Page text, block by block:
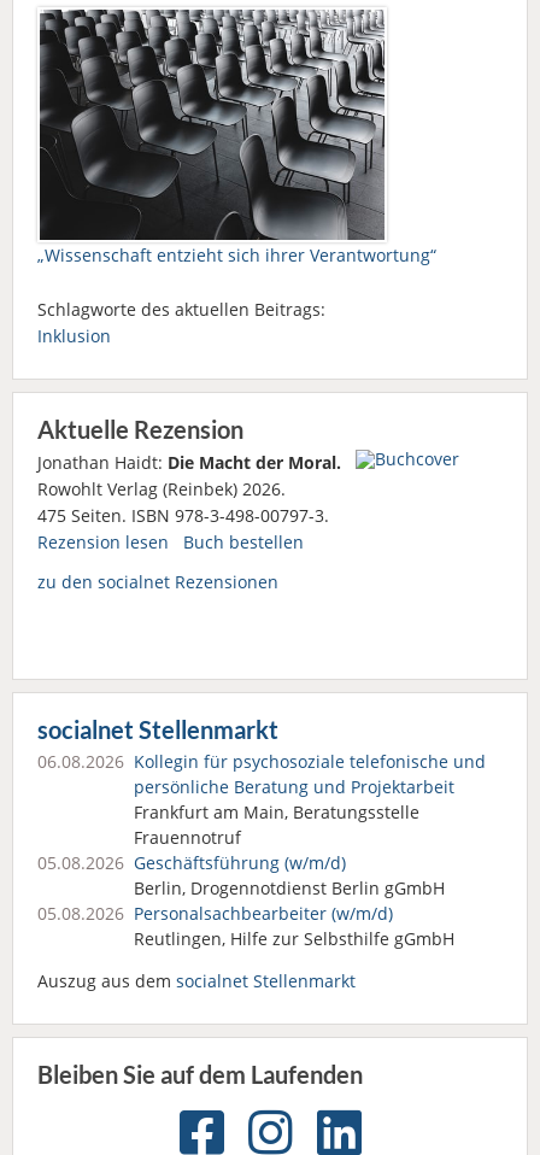
„Wissenschaft entzieht sich ihrer Verantwortung“
Schlagworte des aktuellen Beitrags:
Inklusion
Aktuelle Rezension
Jonathan Haidt: Die Macht der Moral.
Rowohlt Verlag (Reinbek) 2026.
475 Seiten. ISBN 978-3-498-00797-3.
Rezension lesen
Buch bestellen
zu den socialnet Rezensionen
socialnet Stellenmarkt
06.08.2026 Kollegin für psychosoziale telefonische und
persönliche Beratung und Projektarbeit
Frankfurt am Main, Beratungsstelle
Frauennotruf
05.08.2026 Geschäftsführung (w/m/d)
Berlin, Drogennotdienst Berlin gGmbH
05.08.2026 Personalsach­bearbeiter (w/m/d)
Reutlingen, Hilfe zur Selbsthilfe gGmbH
Auszug aus dem socialnet Stellenmarkt
Bleiben Sie auf dem Laufenden